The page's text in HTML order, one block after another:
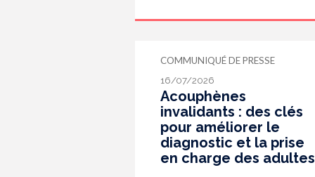
COMMUNIQUÉ DE PRESSE
16/07/2026
Acouphènes
invalidants : des clés
pour améliorer le
diagnostic et la prise
en charge des adultes